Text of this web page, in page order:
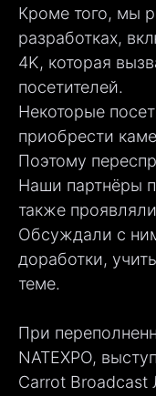
Кроме того, мы
разработках,
4K, которая
посетителей.
Некоторые
приобрести
Поэтому
Наши партнёры
также
Обсуждали с
доработки,
теме.
При
NATEXPO,
Carrot